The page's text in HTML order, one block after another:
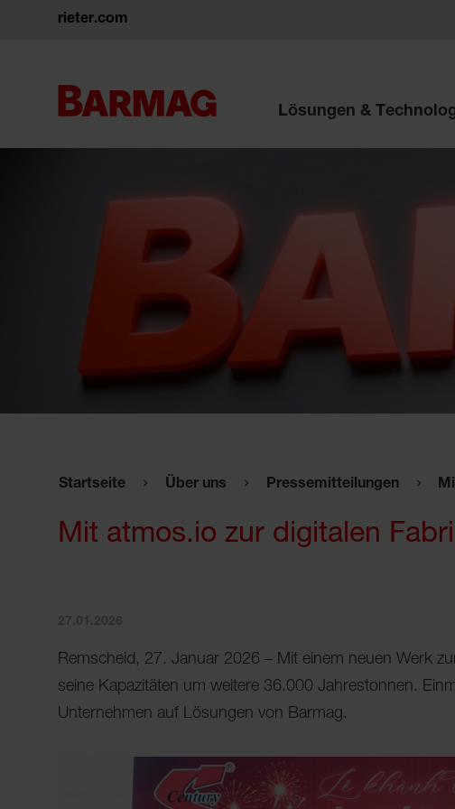
rieter.com
Lösungen &
Startseite Über uns Pressemitteilungen
Mit atmos.io zur digitalen
Remscheid, 27. Januar 2026 – Mit einem neuen Werk
seine Kapazitäten um weitere 36.000 Jahrestonnen.
Unternehmen auf Lösungen von Barmag.